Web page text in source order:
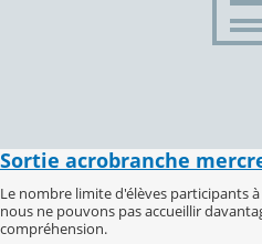
Sortie acrobranche
Le nombre limite d'élèves participants
nous ne pouvons pas accueillir
compréhension.